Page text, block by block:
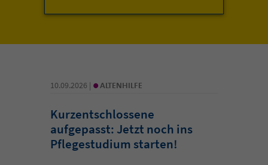
10.09.2026 | • ALTENHILFE
Kurzentschlossene
aufgepasst: Jetzt noch ins
Pflegestudium starten!